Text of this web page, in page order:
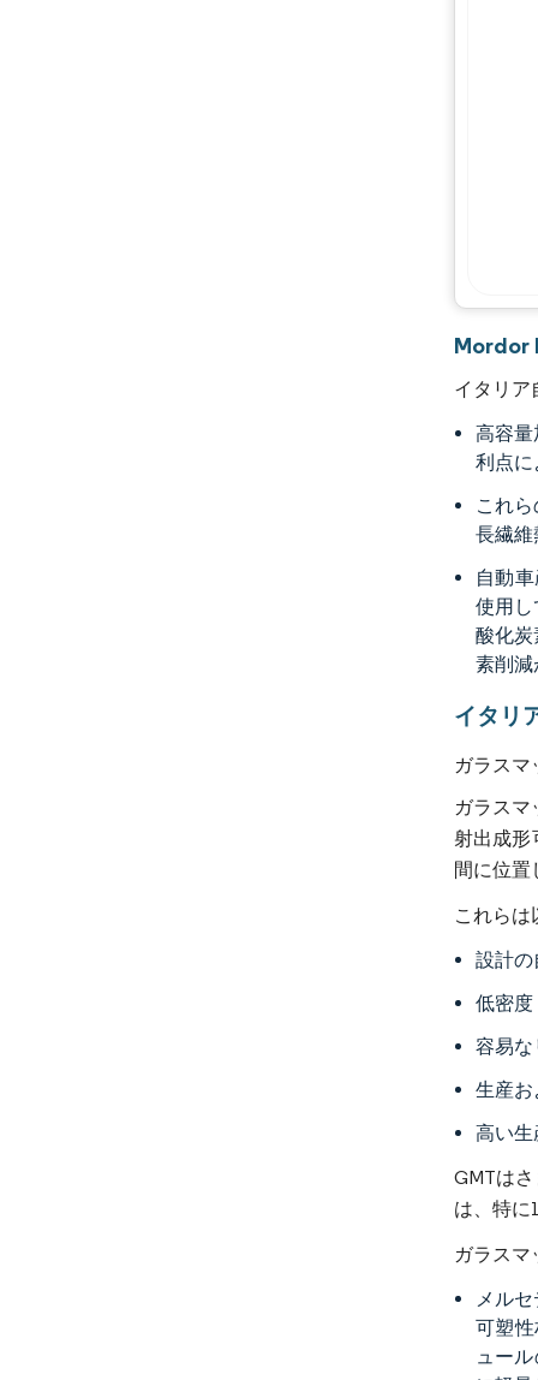
Mordor
イタリア
高容
利点に
これ
長繊維
自動
使用
酸化
素削減
イタリ
ガラス
ガラスマ
射出成形
間に位置
これらは
設計の
低密度
容易
生産
高い生
GMTは
は、特に
ガラスマ
メル
可塑
ュー